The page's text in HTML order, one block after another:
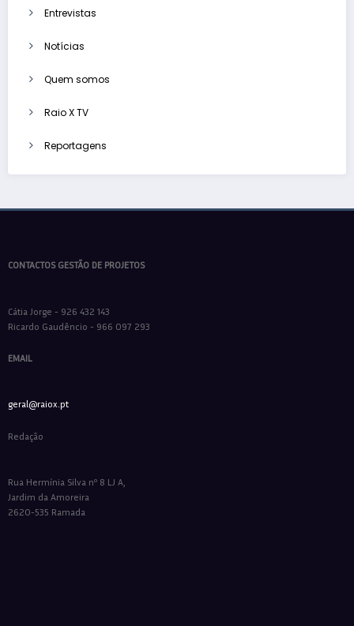
Entrevistas
Notícias
Quem somos
Raio X TV
Reportagens
CONTACTOS GESTÃO DE PROJETOS
Cátia Jorge - 926 432 143
Ricardo Gaudêncio - 966 097 293
EMAIL
geral@raiox.pt
Redação
Rua Hermínia Silva nº 8 LJ A,
Jardim da Amoreira
2620-535 Ramada